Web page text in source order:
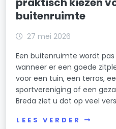
buitenruimte
27 mei 2026
Een buitenruimte wordt
wanneer er een goede
voor een tuin, een terras,
sportvereniging of een
Breda ziet u dat op veel
LEES VERDER